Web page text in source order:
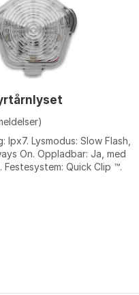
Ipx7. Lysmodus: Slow Flash,
On. Oppladbar: Ja, med
Festesystem: Quick Clip ™.